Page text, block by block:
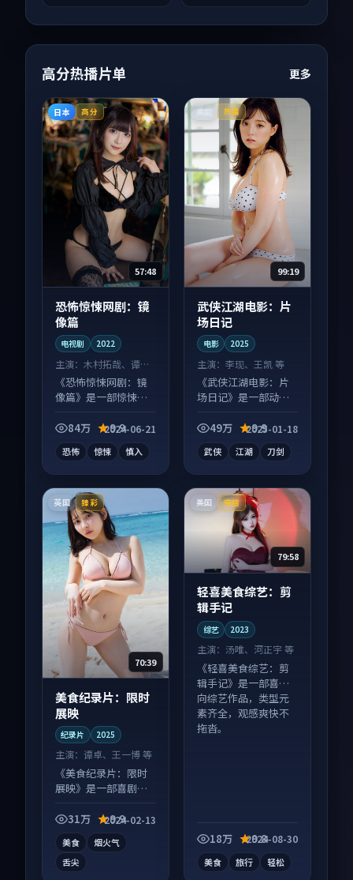
高分热播片单 更多
日本 高分
57:48
恐怖惊悚网剧：镜
像篇
电视剧 2022
主演： 木村拓哉、谭卓
等
《恐怖惊悚网剧：镜
像篇》是一部惊悚向
系层层推进，尾声常
84万 9.9
2024-06-21
恐怖 惊悚 慎入
美国 热播
99:19
武侠江湖电影：片
场日记
电影 2025
主演：李现、王凯 等
《武侠江湖电影：片
场日记》是一部动作
凑信息量大，适合沉
49万 9.9
2025-01-18
武侠 江湖 刀剑
英国 臻彩
70:39
美食纪录片：限时
展映
纪录片 2025
主演： 谭卓、王一博 等
《美食纪录片：限时
展映》是一部喜剧向
凑信息量大，适合沉
31万 9.9
2024-02-13
美食
烟火气
舌尖
美国 完结
79:58
轻喜美食综艺：剪
辑手记
综艺 2023
主演： 汤唯、河正宇 等
《轻喜美食综艺：剪
辑手记》是一部喜剧
向综艺作品，类型元
素齐全，观感爽快不
拖沓。
18万 9.8
2024-08-30
美食 旅行 轻松